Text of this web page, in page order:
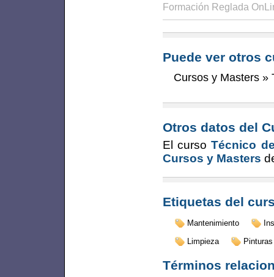
Formación Reglada
Puede ver otros
Cursos y Masters »
Otros datos del
El cursoTécnico
Cursos y Masters
Etiquetas del
Mantenimiento
Limpieza
Pinturas
Términos